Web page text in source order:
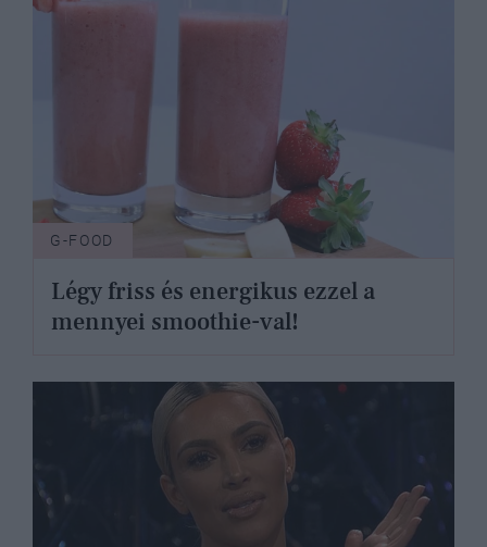
G-FOOD
Légy friss és energikus ezzel a
mennyei smoothie-val!